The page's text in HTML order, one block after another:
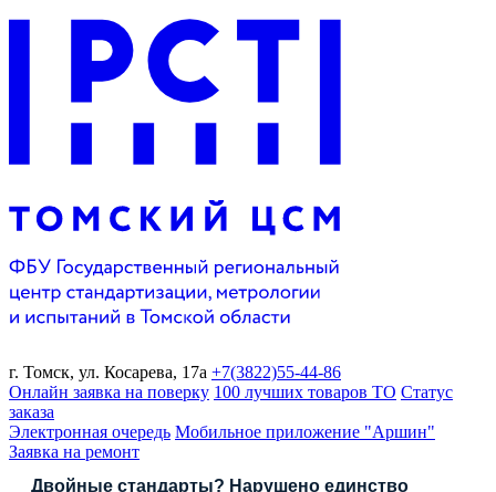
г. Томск, ул. Косарева, 17а +7(3822)55-44-86
Онлайн заявка на поверку 100 лучших товаров ТО Статус
заказа
Электронная очередь Мобильное приложение "Аршин"
Заявка на ремонт
Двойные стандарты? Нарушено единство